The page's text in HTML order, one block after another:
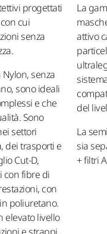
progettati
cui
senza
senza
sono ideali
e che
Sono
settori
dei trasporti e
Cut-D,
con fibre di
con
poliuretano.
elevato livello
La
attivo
del
La
sia
+ filtri